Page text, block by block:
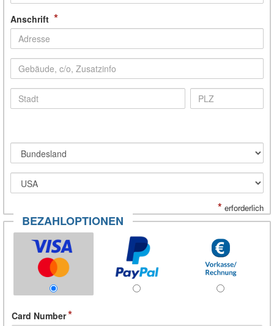
Anschrift *
* erforderlich
BEZAHLOPTIONEN
Card Number